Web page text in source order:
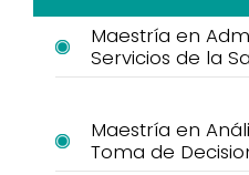
Maestría en
Servicios de la
Maestría en
Toma de